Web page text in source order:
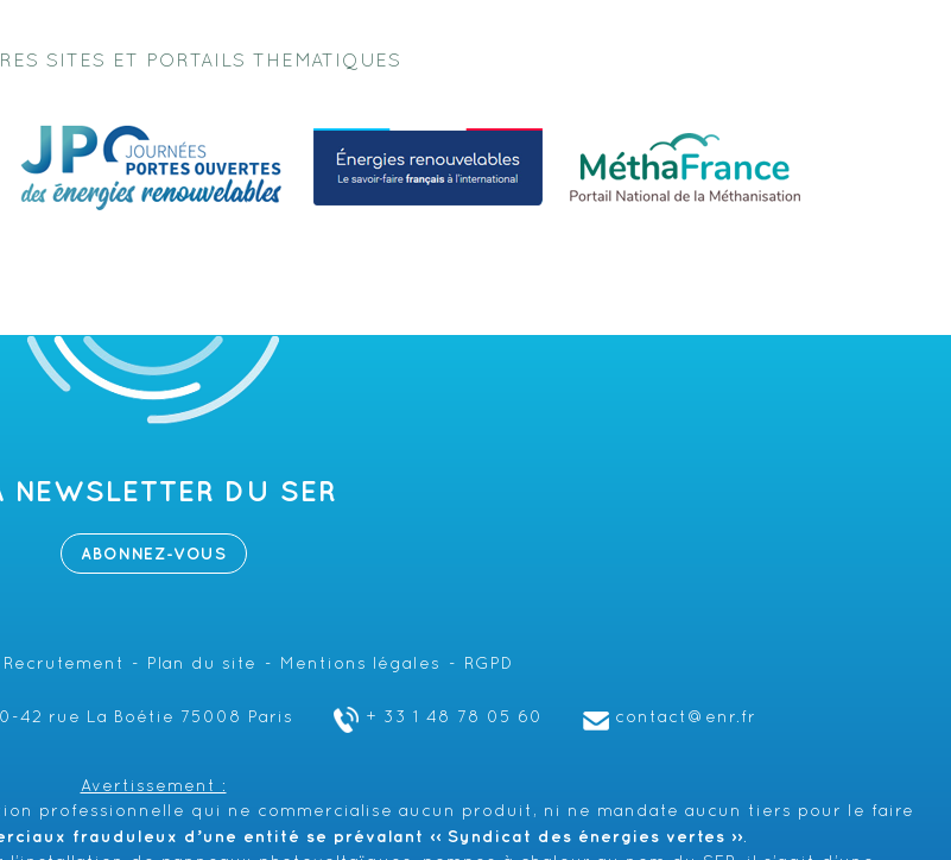
SITES ET PORTAILS THEMATIQUES
NEWSLETTER DU SER
ABONNEZ-VOUS
Recrutement Plan du site Mentions légales RGPD
42 rue La Boétie 75008 Paris + 33 1 48 78 05 60 contact@enr.fr
Avertissement :
professionnelle qui ne commercialise aucun produit, ni ne mandate aucun tiers pour le faire
frauduleux d’une entité se prévalant ‹‹ Syndicat des énergies vertes ››.